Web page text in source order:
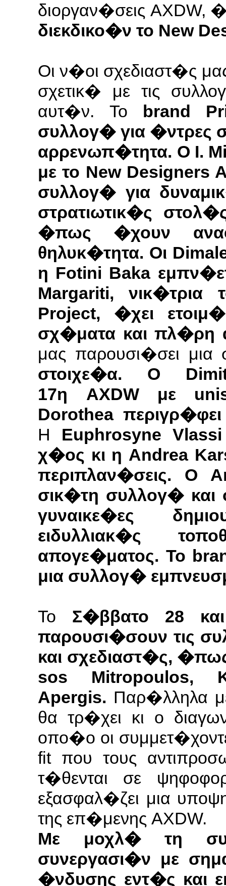
διοργαν�σεις AXDW,
διεκδικο�ν το New
Οι ν�οι σχεδιαστ�ς
σχετικ� με τις
αυτ�ν. Το brand
συλλογ� για �ντρες
αρρενωπ�τητα. Ο I.
με το New Design­ers
συλλογ� για
στρατιωτικ�ς
�πως �χουν
θηλυκ�τητα. Οι
η Fotini Baka
Mar­gar­iti, νικ�τρια
Project, �χει
σχ�ματα και πλ�ρη
μας παρουσι�σει
στοιχε�α. Ο
17η AXDW με
Dorothea
Η Euphrosyne
χ�ος κι η Andrea
περιπλαν�σεις. Ο
σικ�τη συλλογ� και
γυναικε�ες
ειδυλλιακ�ς
απογε�ματος. Το
μια συλλογ�
Το Σ�ββατο 28
παρουσι�σουν τις
και σχεδιαστ�ς,
sos Mitropou­los,
Apergis. Παρ�λληλα
θα τρ�χει κι ο
οπο�ο οι
fit που τους
τ�θενται σε
εξασφαλ�ζει μια
της επ�μενης AXDW.
Με μοχλ� τη
συνεργασι�ν με
�νδυσης εντ�ς και